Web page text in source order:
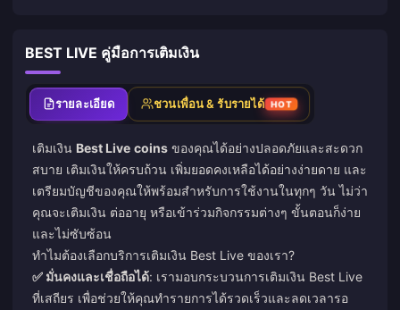
BEST LIVE คู่มือการเติมเงิน
รายละเอียด ชวนเพื่อน & รับรายได้ HOT
เติมเงิน Best Live coins ของคุณได้อย่างปลอดภัยและสะดวก
สบาย เติมเงินให้ครบถ้วน เพิ่มยอดคงเหลือได้อย่างง่ายดาย และ
เตรียมบัญชีของคุณให้พร้อมสำหรับการใช้งานในทุกๆ วัน ไม่ว่า
คุณจะเติมเงิน ต่ออายุ หรือเข้าร่วมกิจกรรมต่างๆ ขั้นตอนก็ง่าย
และไม่ซับซ้อน
ทำไมต้องเลือกบริการเติมเงิน Best Live ของเรา?
✅ มั่นคงและเชื่อถือได้: เรามอบกระบวนการเติมเงิน Best Live
ที่เสถียร เพื่อช่วยให้คุณทำรายการได้รวดเร็วและลดเวลารอ